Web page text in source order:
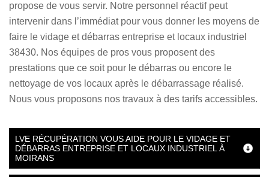
propose de vous servir. Notre personnel réactif peut
intervenir dans l’immédiat pour vous donner les moyens de
faire le vidage et débarras entreprise et locaux industriel
38430. Nos équipes de pros vous proposent des
prestations que ce soit pour le débarras ou encore le
nettoyage de vos locaux après le débarrassage réalisé.
Nous vous proposons nos travaux à des tarifs accessibles.
LVE RÉCUPÉRATION VOUS AIDE POUR LE VIDAGE ET
DÉBARRAS ENTREPRISE ET LOCAUX INDUSTRIEL À
MOIRANS